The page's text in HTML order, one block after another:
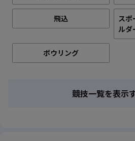
飛込
ス
ルダ
ボウリング
競技一覧を表示